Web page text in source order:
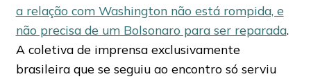
a relação com Washington não está rompida, e
não precisa de um Bolsonaro para ser reparada.
A coletiva de imprensa exclusivamente
brasileira que se seguiu ao encontro só serviu